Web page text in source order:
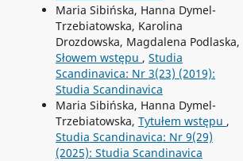
Maria Sibińska, Hanna Dymel-
Trzebiatowska, Karolina
Drozdowska, Magdalena Podlaska,
Słowem wstępu , Studia
Scandinavica: Nr 3(23) (2019):
Studia Scandinavica
Maria Sibińska, Hanna Dymel-
Trzebiatowska, Tytułem wstępu ,
Studia Scandinavica: Nr 9(29)
(2025): Studia Scandinavica